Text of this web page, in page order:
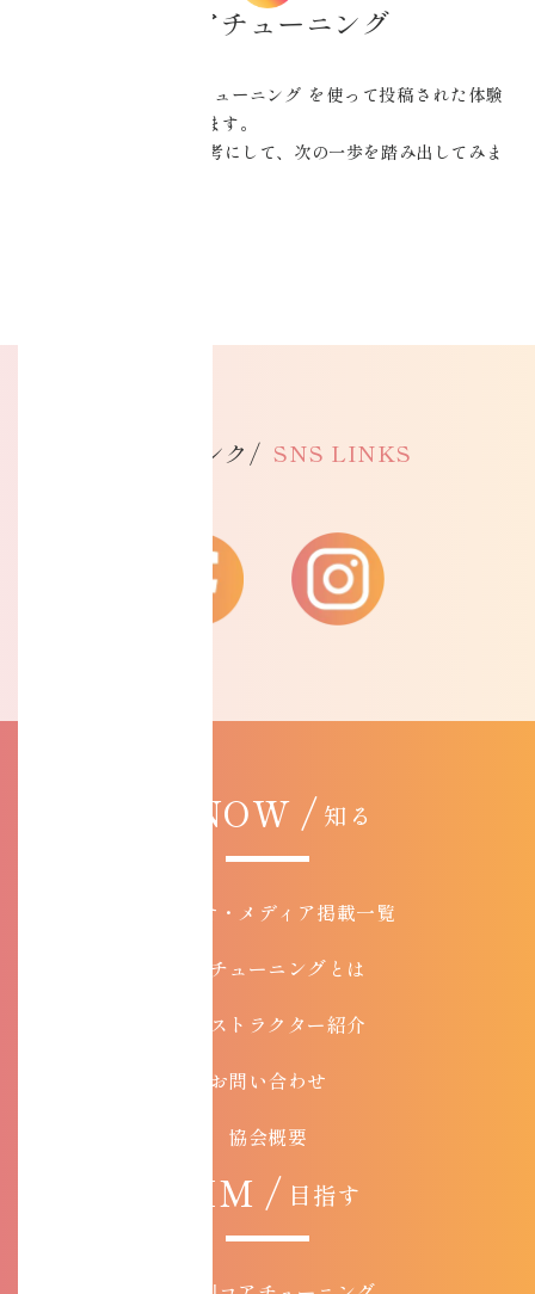
#コアチューニング
Instagramで #コアチューニング を使って投稿された体験
談をここで紹介しています。
実際の参加者の声を参考にして、次の一歩を踏み出してみま
SNSリンク/ SNS LINKS
KNOW / 知る
お知らせ・メディア掲載一覧
コアチューニングとは
インストラクター紹介
お問い合わせ
協会概要
AIM / 目指す